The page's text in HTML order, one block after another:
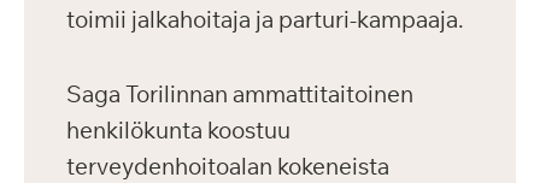
toimii jalkahoitaja ja parturi-kampaaja.
Saga Torilinnan ammattitaitoinen
henkilökunta koostuu
terveydenhoitoalan kokeneista